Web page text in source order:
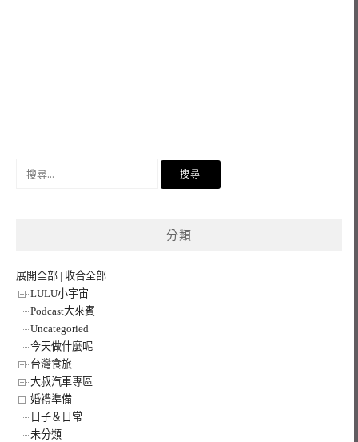
分類
展開全部 | 收合全部
LULU小宇宙
Podcast大來賓
Uncategoried
今天做什麼呢
台灣食旅
大叔汽車專區
婚禮準備
日子＆日常
未分類